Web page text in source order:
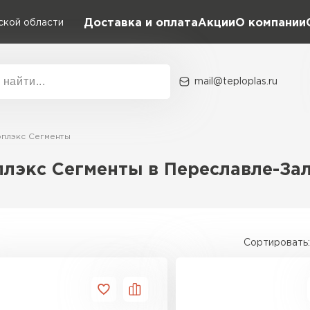
области Доставка и оплатаАкцииО компании
mail@teploplas.ru
Сегменты
Сегменты в Переславле-
Сортировать: